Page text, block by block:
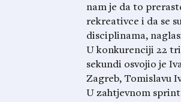
nam je da to
rekreativce i da se
disciplinama,
U konkurenciji 22
sekundi osvojio je
Zagreb, Tomislavu
U zahtjevnom